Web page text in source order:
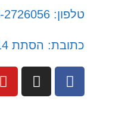
טלפון: 073-2726056
כתובת: הסתת 14, חולון